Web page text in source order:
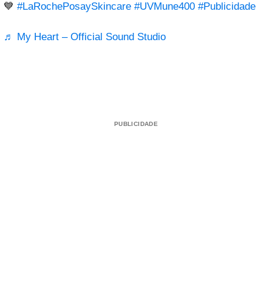
💙 #LaRochePosaySkincare #UVMune400 #Publicidade
♬ My Heart – Official Sound Studio
PUBLICIDADE